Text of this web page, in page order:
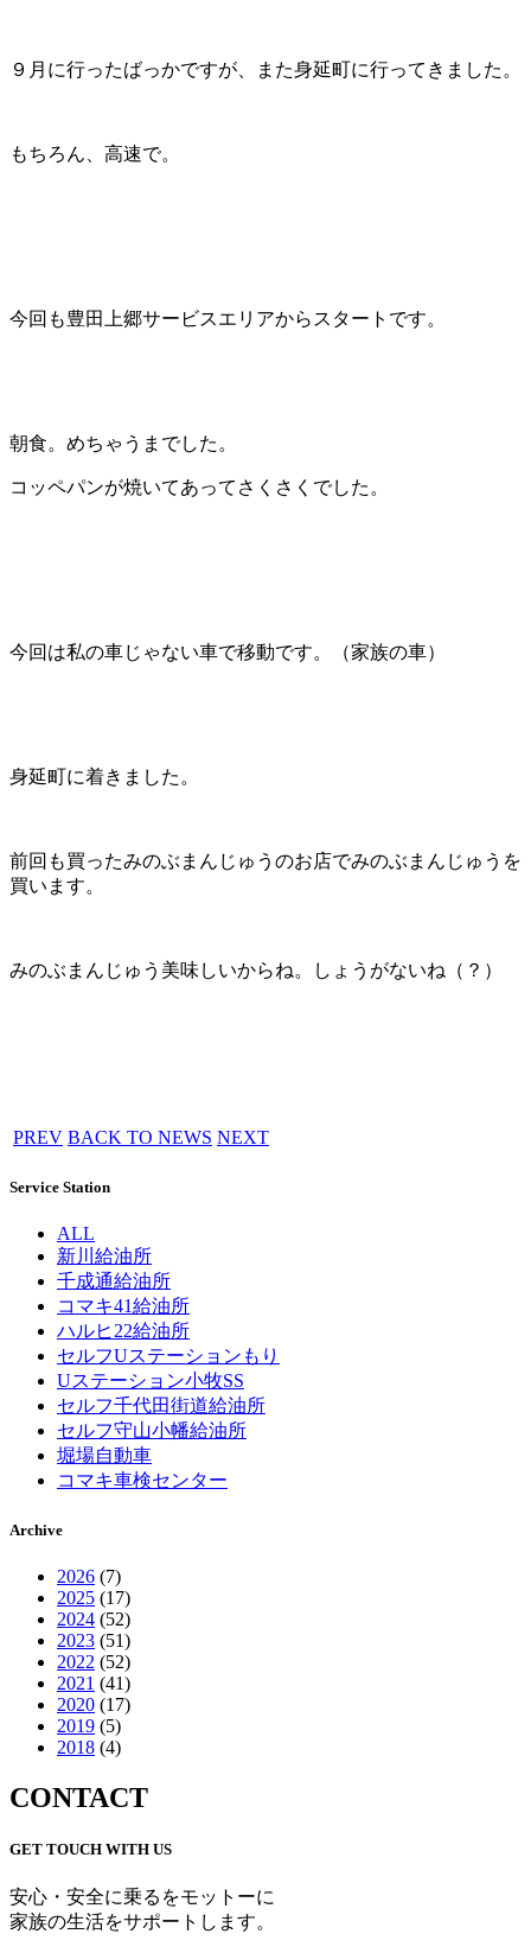
９月に行ったばっかですが、また身延町に行ってきました。
もちろん、高速で。
今回も豊田上郷サービスエリアからスタートです。
朝食。めちゃうまでした。
コッペパンが焼いてあってさくさくでした。
今回は私の車じゃない車で移動です。（家族の車）
身延町に着きました。
前回も買ったみのぶまんじゅうのお店でみのぶまんじゅうを
買います。
みのぶまんじゅう美味しいからね。しょうがないね（？）
PREV BACK TO NEWS NEXT
Service Station
ALL
新川給油所
千成通給油所
コマキ41給油所
ハルヒ22給油所
セルフUステーションもり
Uステーション小牧SS
セルフ千代田街道給油所
セルフ守山小幡給油所
堀場自動車
コマキ車検センター
Archive
2026 (7)
2025 (17)
2024 (52)
2023 (51)
2022 (52)
2021 (41)
2020 (17)
2019 (5)
2018 (4)
CONTACT
GET TOUCH WITH US
安心・安全に乗るをモットーに
家族の生活をサポートします。